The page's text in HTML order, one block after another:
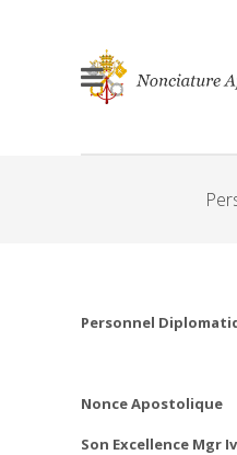
Personnel
Nonce Apostolique
Son Excellence Mgr